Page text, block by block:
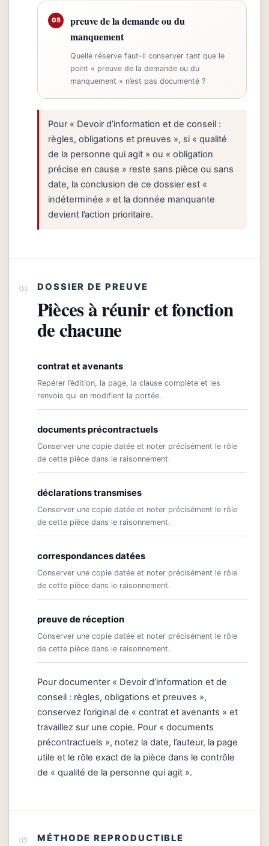
05
preuve de la demande ou du
manquement
Quelle réserve faut-il conserver tant que le
point « preuve de la demande ou du
manquement » n’est pas documenté ?
Pour « Devoir d’information et de conseil :
règles, obligations et preuves », si « qualité
de la personne qui agit » ou « obligation
précise en cause » reste sans pièce ou sans
date, la conclusion de ce dossier est «
indéterminée » et la donnée manquante
devient l’action prioritaire.
DOSSIER DE PREUVE
Pièces à réunir et fonction
de chacune
contrat et avenants
Repérer l’édition, la page, la clause complète et les
renvois qui en modifient la portée.
documents précontractuels
Conserver une copie datée et noter précisément le rôle
de cette pièce dans le raisonnement.
déclarations transmises
Conserver une copie datée et noter précisément le rôle
de cette pièce dans le raisonnement.
correspondances datées
Conserver une copie datée et noter précisément le rôle
de cette pièce dans le raisonnement.
preuve de réception
Conserver une copie datée et noter précisément le rôle
de cette pièce dans le raisonnement.
Pour documenter « Devoir d’information et de
conseil : règles, obligations et preuves »,
conservez l’original de « contrat et avenants » et
travaillez sur une copie. Pour « documents
précontractuels », notez la date, l’auteur, la page
utile et le rôle exact de la pièce dans le contrôle
de « qualité de la personne qui agit ».
MÉTHODE REPRODUCTIBLE